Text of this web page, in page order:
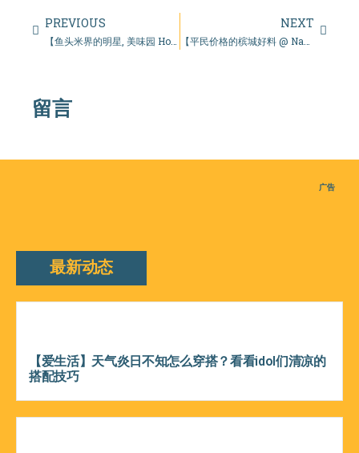
PREVIOUS
【鱼头米界的明星, 美味园 Homemade Fishhead Noodle】
NEXT
【平民价格的槟城好料 @ Nasi Dalca Penang】
留言
广告
最新动态
【爱生活】天气炎日不知怎么穿搭？看看idol们清凉的
搭配技巧